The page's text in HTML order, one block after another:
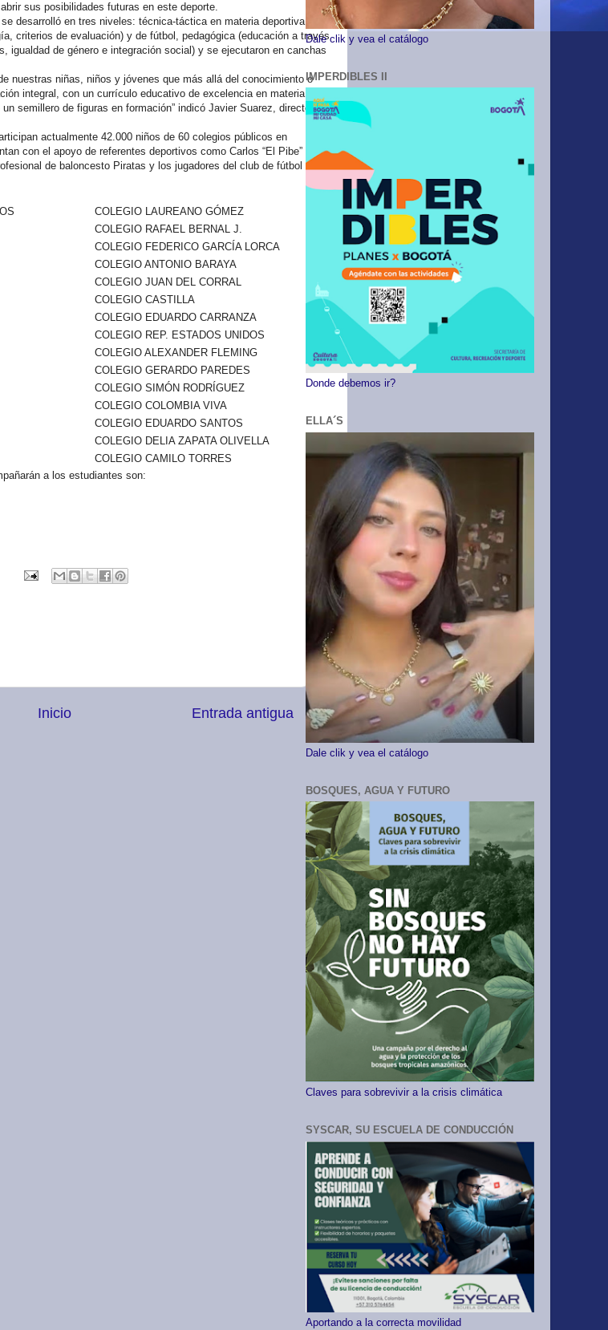
sus posibilidades futuras en este deporte.
desarrolló en tres niveles: técnica-táctica en materia deportiva
criterios de evaluación) y de fútbol, pedagógica (educación a través
igualdad de género e integración social) y se ejecutaron en canchas
nuestras niñas, niños y jóvenes que más allá del conocimiento o
integral, con un currículo educativo de excelencia en materia
semillero de figuras en formación” indicó Javier Suarez, director del
actualmente 42.000 niños de 60 colegios públicos en
con el apoyo de referentes deportivos como Carlos “El Pibe”
de baloncesto Piratas y los jugadores del club de fútbol de salón
COLEGIO LAUREANO GÓMEZ
COLEGIO RAFAEL BERNAL J.
COLEGIO FEDERICO GARCÍA LORCA
COLEGIO ANTONIO BARAYA
COLEGIO JUAN DEL CORRAL
COLEGIO CASTILLA
COLEGIO EDUARDO CARRANZA
COLEGIO REP. ESTADOS UNIDOS
COLEGIO ALEXANDER FLEMING
COLEGIO GERARDO PAREDES
COLEGIO SIMÓN RODRÍGUEZ
COLEGIO COLOMBIA VIVA
COLEGIO EDUARDO SANTOS
COLEGIO DELIA ZAPATA OLIVELLA
COLEGIO CAMILO TORRES
a los estudiantes son:
Entrada antigua
Inicio
Dale clik y vea el catálogo
IMPERDIBLES II
Donde debemos ir?
ELLA´S
Dale clik y vea el catálogo
BOSQUES, AGUA Y FUTURO
Claves para sobrevivir a la crisis climática
SYSCAR, SU ESCUELA DE CONDUCCIÓN
Aportando a la correcta movilidad